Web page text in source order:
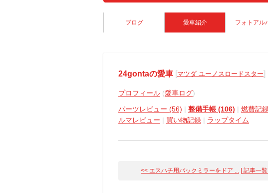
ブログ 愛車紹介 フォトアル
24gontaの愛車 [マツダ ユーノスロードスター]
プロフィール (愛車ログ)
パーツレビュー (56) | 整備手帳 (106) | 燃費記
ルマレビュー | 買い物記録 | ラップタイム
<< エスハチ用バックミラーをドア ... | 記事一覧 |